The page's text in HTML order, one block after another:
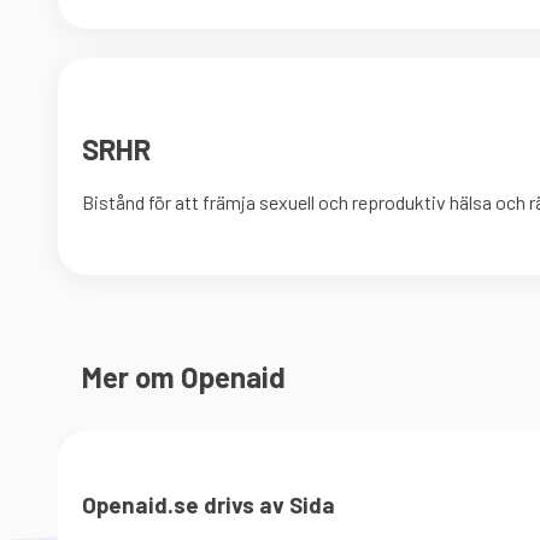
SRHR
Bistånd för att främja sexuell och reproduktiv hälsa och
Mer om Openaid
Openaid.se drivs av Sida